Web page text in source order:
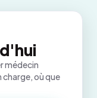
médecin
charge, où que